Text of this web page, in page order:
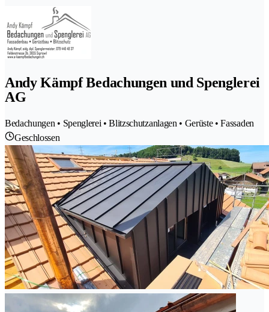
Andy Kämpf Bedachungen und Spenglerei
AG
Bedachungen • Spenglerei • Blitzschutzanlagen • Gerüste • Fassaden
Geschlossen